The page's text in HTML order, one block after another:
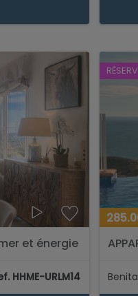
et énergie
HHME-URLM14